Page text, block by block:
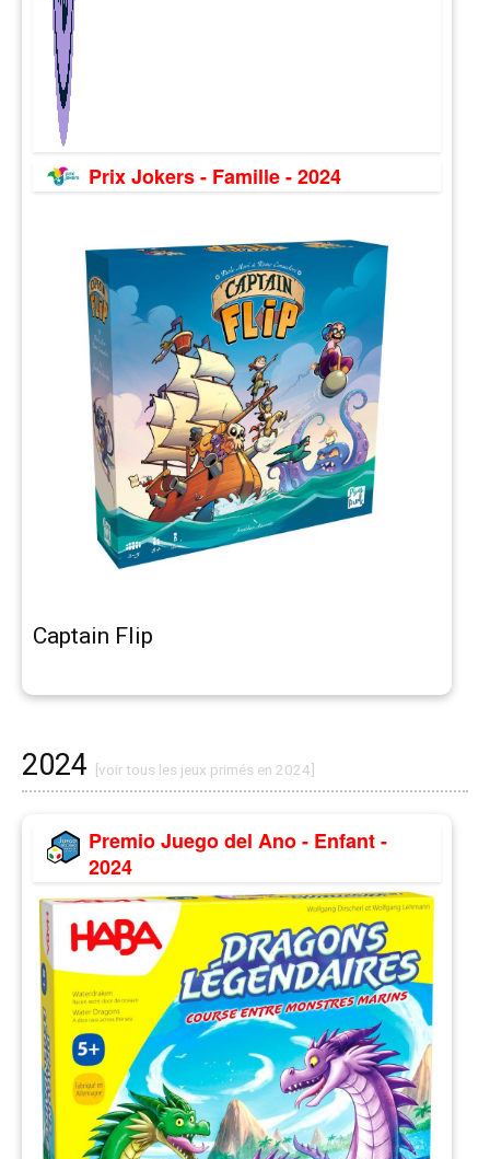
Prix Jokers - Famille - 2024
Captain Flip
2024 [voir tous les jeux primés en 2024]
Premio Juego del Ano - Enfant -
2024